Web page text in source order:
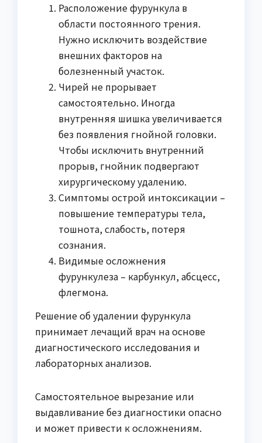
Расположение фурункула в
области постоянного трения.
Нужно исключить воздействие
внешних факторов на
болезненный участок.
Чирей не прорывает
самостоятельно. Иногда
внутренняя шишка увеличивается
без появления гнойной головки.
Чтобы исключить внутренний
прорыв, гнойник подвергают
хирургическому удалению.
Симптомы острой интоксикации –
повышение температуры тела,
тошнота, слабость, потеря
сознания.
Видимые осложнения
фурункулеза – карбункул, абсцесс,
флегмона.
Решение об удалении фурункула
принимает лечащий врач на основе
диагностического исследования и
лабораторных анализов.
Самостоятельное вырезание или
выдавливание без диагностики опасно
и может привести к осложнениям.